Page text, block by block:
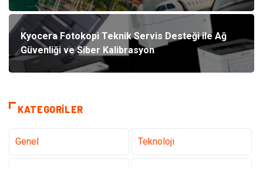
Kyocera Fotokopi Teknik Servis Desteği ile Ağ
Güvenliği ve Siber Kalibrasyon
KATEGORILER
Genel Teknoloji